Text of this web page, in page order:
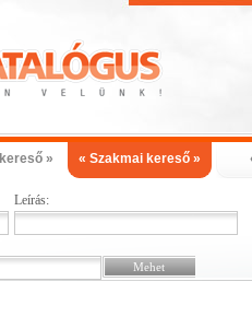
» « Szakmai kereső »
Leírás: